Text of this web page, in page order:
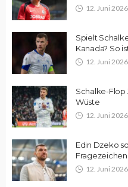
12. Juni 2026
Spielt
Kanada? So
12. Juni 2026
Schalke-Flop
Wüste
12. Juni 2026
Edin Dzeko
Fragezeichen
12. Juni 2026